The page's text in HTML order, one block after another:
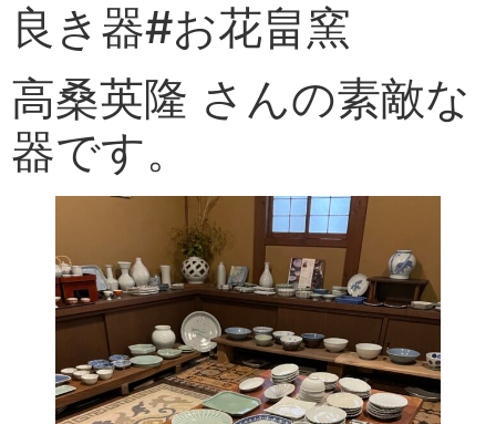
良き器#お花畠窯
高桑英隆 さんの素敵な
器です。